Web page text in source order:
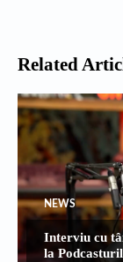
Related
NEWS
Interviu cu
la